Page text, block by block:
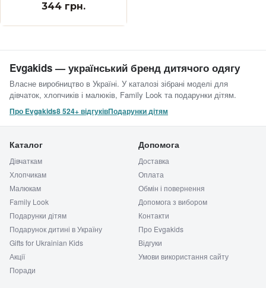
344 грн.
Evgakids — український бренд дитячого одягу
Власне виробництво в Україні. У каталозі зібрані моделі для
дівчаток, хлопчиків і малюків, Family Look та подарунки дітям.
Про Evgakids8 524+ відгуківПодарунки дітям
Каталог
Дівчаткам
Хлопчикам
Малюкам
Family Look
Подарунки дітям
Подарунок дитині в Україну
Gifts for Ukrainian Kids
Акції
Поради
Допомога
Доставка
Оплата
Обмін і повернення
Допомога з вибором
Контакти
Про Evgakids
Відгуки
Умови використання сайту